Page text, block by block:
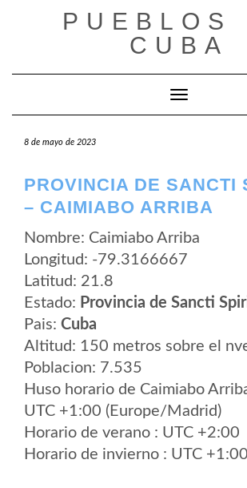
PUEBLOS
CUBA
Cambiar modo
8 de mayo de 2023
PROVINCIA DE SANCTI
– CAIMIABO ARRIBA
Nombre: Caimiabo Arriba
Longitud: -79.3166667
Latitud: 21.8
Estado: Provincia de Sancti
Pais: Cuba
Altitud: 150 metros sobre el
Poblacion: 7.535
Huso horario de Caimiabo
UTC +1:00 (Europe/Madrid)
Horario de verano : UTC +2:00
Horario de invierno : UTC +1:00